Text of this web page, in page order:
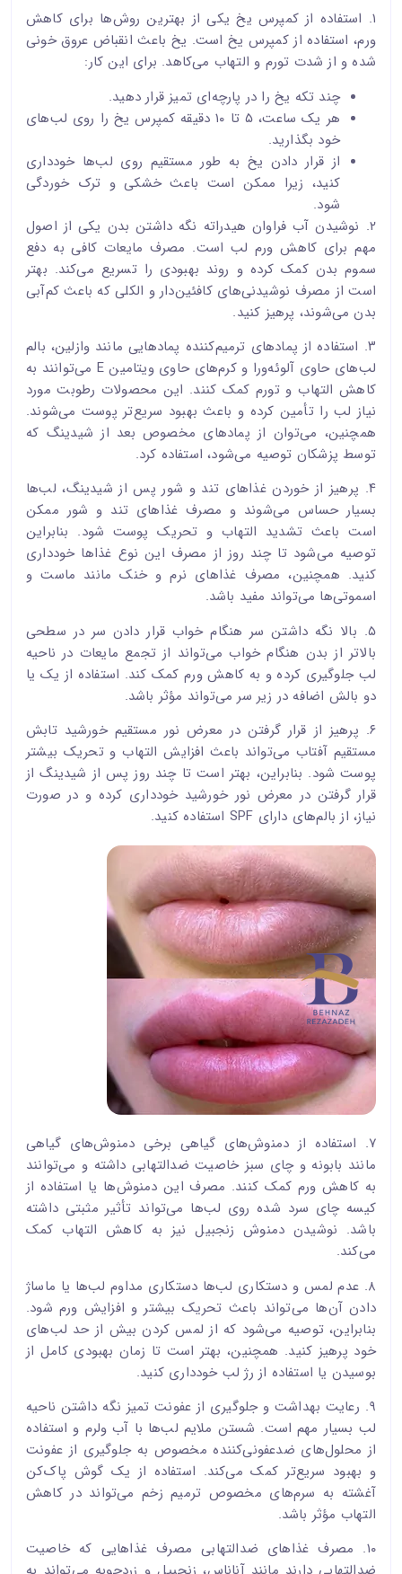
۱. استفاده از کمپرس یخ یکی از بهترین روش‌ها برای کاهش
ورم، استفاده از کمپرس یخ است. یخ باعث انقباض عروق خونی
شده و از شدت تورم و التهاب می‌کاهد. برای این کار:
چند تکه یخ را در پارچه‌ای تمیز قرار دهید.
هر یک ساعت، ۵ تا ۱۰ دقیقه کمپرس یخ را روی لب‌های
خود بگذارید.
از قرار دادن یخ به طور مستقیم روی لب‌ها خودداری
کنید، زیرا ممکن است باعث خشکی و ترک خوردگی
شود.
۲. نوشیدن آب فراوان هیدراته نگه داشتن بدن یکی از اصول
مهم برای کاهش ورم لب است. مصرف مایعات کافی به دفع
سموم بدن کمک کرده و روند بهبودی را تسریع می‌کند. بهتر
است از مصرف نوشیدنی‌های کافئین‌دار و الکلی که باعث کم‌آبی
بدن می‌شوند، پرهیز کنید.
۳. استفاده از پمادهای ترمیم‌کننده پمادهایی مانند وازلین، بالم
لب‌های حاوی آلوئه‌ورا و کرم‌های حاوی ویتامین E می‌توانند به
کاهش التهاب و تورم کمک کنند. این محصولات رطوبت مورد
نیاز لب را تأمین کرده و باعث بهبود سریع‌تر پوست می‌شوند.
همچنین، می‌توان از پمادهای مخصوص بعد از شیدینگ که
توسط پزشکان توصیه می‌شود، استفاده کرد.
۴. پرهیز از خوردن غذاهای تند و شور پس از شیدینگ، لب‌ها
بسیار حساس می‌شوند و مصرف غذاهای تند و شور ممکن
است باعث تشدید التهاب و تحریک پوست شود. بنابراین
توصیه می‌شود تا چند روز از مصرف این نوع غذاها خودداری
کنید. همچنین، مصرف غذاهای نرم و خنک مانند ماست و
اسموتی‌ها می‌تواند مفید باشد.
۵. بالا نگه داشتن سر هنگام خواب قرار دادن سر در سطحی
بالاتر از بدن هنگام خواب می‌تواند از تجمع مایعات در ناحیه
لب جلوگیری کرده و به کاهش ورم کمک کند. استفاده از یک یا
دو بالش اضافه در زیر سر می‌تواند مؤثر باشد.
۶. پرهیز از قرار گرفتن در معرض نور مستقیم خورشید تابش
مستقیم آفتاب می‌تواند باعث افزایش التهاب و تحریک بیشتر
پوست شود. بنابراین، بهتر است تا چند روز پس از شیدینگ از
قرار گرفتن در معرض نور خورشید خودداری کرده و در صورت
نیاز، از بالم‌های دارای SPF استفاده کنید.
۷. استفاده از دمنوش‌های گیاهی برخی دمنوش‌های گیاهی
مانند بابونه و چای سبز خاصیت ضدالتهابی داشته و می‌توانند
به کاهش ورم کمک کنند. مصرف این دمنوش‌ها یا استفاده از
کیسه چای سرد شده روی لب‌ها می‌تواند تأثیر مثبتی داشته
باشد. نوشیدن دمنوش زنجبیل نیز به کاهش التهاب کمک
می‌کند.
۸. عدم لمس و دستکاری لب‌ها دستکاری مداوم لب‌ها یا ماساژ
دادن آن‌ها می‌تواند باعث تحریک بیشتر و افزایش ورم شود.
بنابراین، توصیه می‌شود که از لمس کردن بیش از حد لب‌های
خود پرهیز کنید. همچنین، بهتر است تا زمان بهبودی کامل از
بوسیدن یا استفاده از رژ لب خودداری کنید.
۹. رعایت بهداشت و جلوگیری از عفونت تمیز نگه داشتن ناحیه
لب بسیار مهم است. شستن ملایم لب‌ها با آب ولرم و استفاده
از محلول‌های ضدعفونی‌کننده مخصوص به جلوگیری از عفونت
و بهبود سریع‌تر کمک می‌کند. استفاده از یک گوش پاک‌کن
آغشته به سرم‌های مخصوص ترمیم زخم می‌تواند در کاهش
التهاب مؤثر باشد.
۱۰. مصرف غذاهای ضدالتهابی مصرف غذاهایی که خاصیت